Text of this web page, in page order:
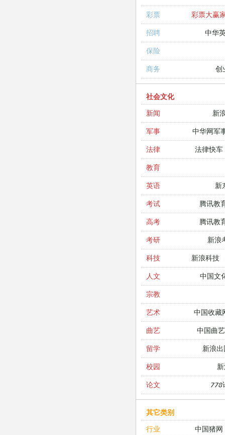
彩票 彩票大赢
招聘 中华
保险
商务 创
社会文化
新闻
新
军事 中华网军
法律 法律快车
教育
英语 新
考试 腾讯教
高考 腾讯教
考研 新浪
科技 新浪科技
人文 中国文
宗教
艺术 中国收藏
曲艺 中国曲
留学 新浪
校园
论文 778
其它类别
行业
中国猪网